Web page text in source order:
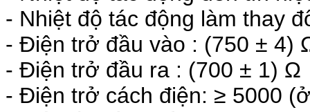
- Nhiệt độ tác động làm thay
- Điện trở đầu vào : (750 ± 4)
- Điện trở đầu ra : (700 ± 1) Ω
- Điện trở cách điện: ≥ 5000